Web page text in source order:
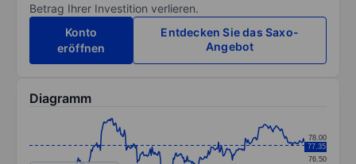
Betrag Ihrer Investition verlieren.
Konto
eröffnen
Entdecken Sie das Saxo-
Angebot
Diagramm
Line chart with 299 data points.
76.50
78.00
77.35